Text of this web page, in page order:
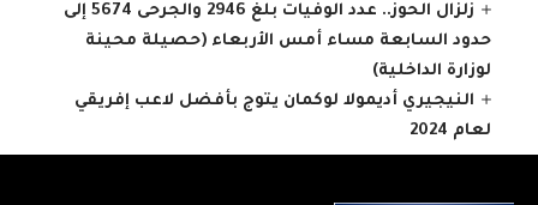
زلزال الحوز.. عدد الوفيات بلغ 2946 والجرحى 5674 إلى
حدود السابعة مساء أمس الأربعاء (حصيلة محينة
لوزارة الداخلية)
النيجيري أديمولا لوكمان يتوج بأفضل لاعب إفريقي
لعام 2024